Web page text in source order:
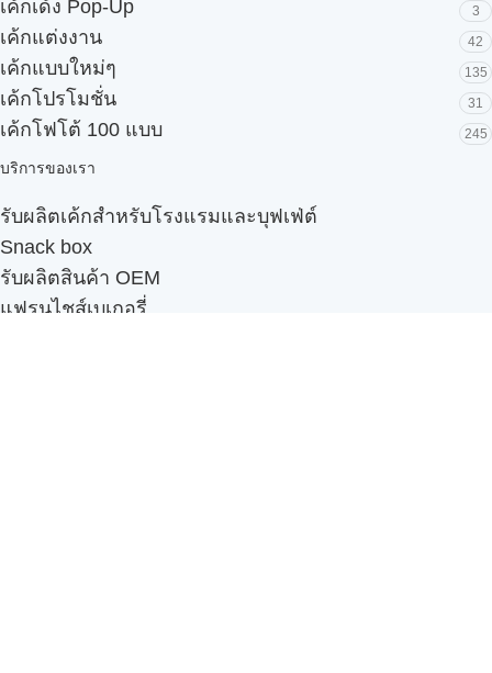
เค้กเด้ง Pop-Up 3
เค้กแต่งงาน 42
เค้กแบบใหม่ๆ 135
เค้กโปรโมชั่น 31
เค้กโฟโต้ 100 แบบ 245
บริการของเรา
รับผลิตเค้กสำหรับโรงแรมและบุฟเฟ่ต์
Snack box
รับผลิตสินค้า OEM
แฟรนไชส์เบเกอรี่